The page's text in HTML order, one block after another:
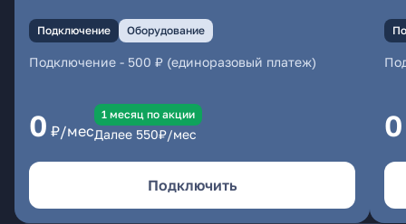
Подключение Оборудование
Подключение - 500 ₽ (единоразовый платеж)
0 ₽/мес
1 месяц по акции
Далее 550₽/мес
Подключить
0